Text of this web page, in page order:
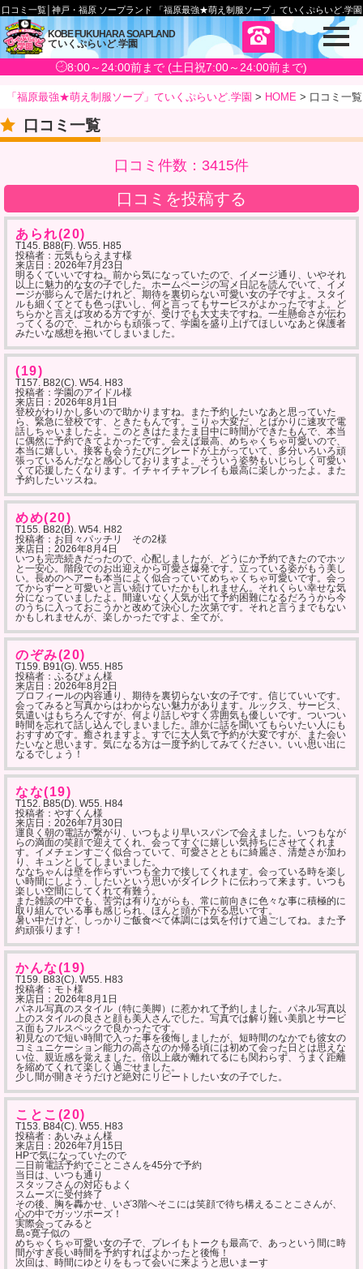
口コミ一覧│神戸・福原 ソープランド 「福原最強★萌え制服ソープ」ていくぷらいど.学園
KOBE FUKUHARA SOAPLAND
ていくぷらいど.学園
8:00～24:00前まで (土日祝7:00～24:00前まで)
メ
ニ
ュ
ー
「福原最強★萌え制服ソープ」ていくぷらいど.学園 > HOME > 口コミ一覧
口コミ一覧
口コミ件数：3415件
口コミを投稿する
あられ(20)
T145. B88(F). W55. H85
投稿者：元気もらえます様
来店日： 2026年7月23日
明るくていいですね。前から気になっていたので、イメージ通り、いやそれ
以上に魅力的な女の子でした。ホームページの写メ日記を読んでいて、イメ
ージが膨らんで居たけれど、期待を裏切らない可愛い女の子ですよ。スタイ
ルも細くてとても色っぽいし、何と言ってもサービスがよかったですよ。ど
ちらかと言えば攻める方ですが、受けでも大丈夫ですね。一生懸命さが伝わ
ってくるので、これからも頑張って、学園を盛り上げてほしいなあと保護者
みたいな感想を抱いてしまいました。
(19)
T157. B82(C). W54. H83
投稿者：学園のアイドル様
来店日： 2026年8月1日
登校がわりかし多いので助かりますね。また予約したいなあと思っていた
ら、緊急に登校です、ときたもんです。こりゃ大変だ、とばかりに速攻で電
話しちゃいましたよ。このときはたまたま日中に時間ができたもんで、本当
に偶然に予約できてよかったです。会えば最高、めちゃくちゃ可愛いので、
本当に嬉しい。接客も会うたびにグレードが上がっていて、多分いろいろ頑
張っているんだなと感心しておりますよ。そういう姿勢もいじらしく可愛い
くて応援したくなります。イチャイチャプレイも最高に楽しかったよ。また
予約したいッスね。
めめ(20)
T155. B82(B). W54. H82
投稿者：お目々パッチリ その2様
来店日： 2026年8月4日
いつも完売続きだったので、心配しましたが、どうにか予約できたのでホッ
と一安心。階段でのお出迎えから可愛さ爆発です。立っている姿がもう美し
い。長めのヘアーも本当によく似合っていてめちゃくちゃ可愛いです。会っ
てからずーと可愛いと言い続けていたかもしれません。それくらい幸せな気
分になっていましたよ。間違いなく人気が出て予約困難になるだろうから今
のうちに入っておこうかと改めて決心した次第です。それと言うまでもない
かもしれませんが、楽しかったですよ、全てが。
のぞみ(20)
T159. B91(G). W55. H85
投稿者：ふるぴょん様
来店日： 2026年8月2日
プロフィールの内容通り、期待を裏切らない女の子です。信じていいです。
会ってみると写真からはわからない魅力があります。ルックス、サービス、
気遣いはもちろんですが、何より話しやすく雰囲気も優しいです。ついつい
時間を忘れて話し込んでしまいました。誰かに話を聞いてもらいたい人にも
おすすめです。癒されますよ。すでに大人気で予約が大変ですが、また会い
たいなと思います。気になる方は一度予約してみてください。いい思い出に
なるでしょう！
なな(19)
T152. B85(D). W55. H84
投稿者：やすくん様
来店日： 2026年7月30日
運良く朝の電話が繋がり、いつもより早いスパンで会えました。いつもなが
らの満面の笑顔で迎えてくれ、会ってすぐに嬉しい気持ちにさせてくれま
す。イメチェンすごく似合っていて、可愛さとともに綺麗さ、清楚さが加わ
り、キュンとしてしまいました。
ななちゃんは壁を作らずいつも全力で接してくれます。会っている時を楽し
い時間にしよう、したいという思いがダイレクトに伝わって来ます。いつも
楽しい空間にしてくれて有難う。
また雑談の中でも、苦労は有りながらも、常に前向きに色々な事に積極的に
取り組んでいる事も感じられ、ほんと頭が下がる思いです。
暑い中だけど、しっかりご飯食べて体調には気を付けて過ごしてね。また予
約頑張ります！
かんな(19)
T159. B83(C). W55. H83
投稿者：モト様
来店日： 2026年8月1日
パネル写真のスタイル（特に美脚）に惹かれて予約しました。パネル写真以
上のスタイルの良さと顔も美人さんでした。写真では解り難い美肌とサービ
ス面もフルスペックで良かったです。
初見なので短い時間で入った事を後悔しましたが、短時間のなかでも彼女の
コミュニケーション能力の高さなのか帰る頃には初めて会った日とは思えな
い位、親近感を覚えました。倍以上歳が離れてるにも関わらず、うまく距離
を縮めてくれて楽しく過ごせました。
少し間が開きそうだけど絶対にリピートしたい女の子でした。
ことこ(20)
T153. B84(C). W55. H83
投稿者：あいみょん様
来店日： 2026年7月15日
HPで気になっていたので
二日前電話予約でことこさんを45分で予約
当日は、いつも通り
スタッフさんの対応もよく
スムーズに受付終了
その後、胸を轟かせ、いざ3階へそこには笑顔で待ち構えることこさんが、
心の中でガッツポーズ！
実際会ってみると
島○寛子似の
めちゃくちゃ可愛い女の子で、プレイもトークも最高で、あっという間に時
間がすぎ長い時間を予約すればよかったと後悔！
次回は、時間にゆとりをもって会いに来ようと思いまーす